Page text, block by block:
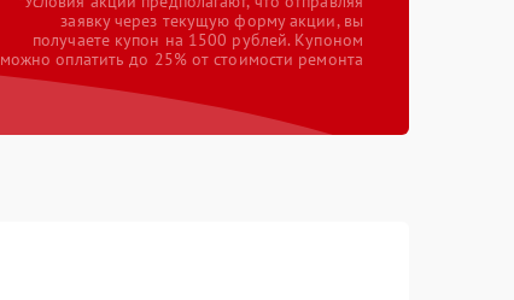
заявку через текущую форму акции, вы
получаете купон на 1500 рублей. Купоном
можно оплатить до 25% от стоимости ремонта